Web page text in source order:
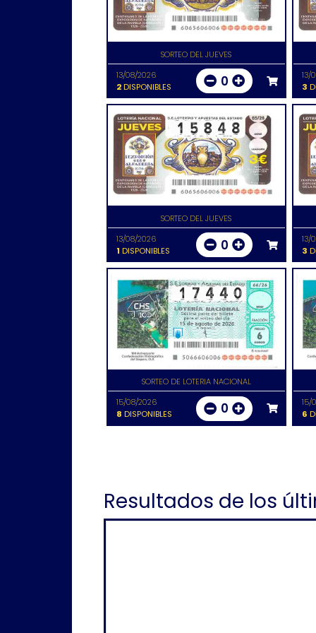
SORTEO DEL JUEVES
13/08/2026
2DISPONIBLES 0
13/
3
SORTEO DEL JUEVES
13/08/2026
1 DISPONIBLES 0
13/
3
SORTEO DE LOTERIA NACIONAL
15/08/2026
8 DISPONIBLES 0
15/
6
Resultados de los